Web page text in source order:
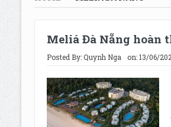
Meliá Đà Nẵng hoàn
Posted By:Quynh Nga on:13/06/